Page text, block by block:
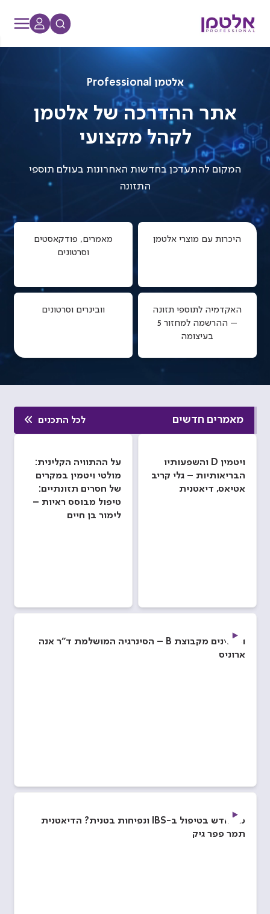
לתוכן
אלטמן Professional
אתר ההדרכה של אלטמן
לקהל מקצועי
המקום להתעדכן בחדשות האחרונות בעולם תוספי
התזונה
היכרות עם מוצרי אלטמן
מאמרים, פודקאסטים
וסרטונים
האקדמיה לתוספי תזונה
– ההרשמה למחזור 5
בעיצומה
וובינרים וסרטונים
מאמרים חדשים לכל התכנים
ויטמין D והשפעותיו
הבריאותיות – גלי קריב
אטיאס, דיאטנית
על ההתוויה הקלינית:
מולטי ויטמין במקרים
של חסרים תזונתיים:
טיפול מבוסס ראיות –
לימור בן חיים
ויטמינים מקבוצת B – הסינרגיה המושלמת ד”ר אנה
ארוניס
מה חדש בטיפול ב-IBS ונפיחות בטנית? הדיאטנית
תמר פפר גיק